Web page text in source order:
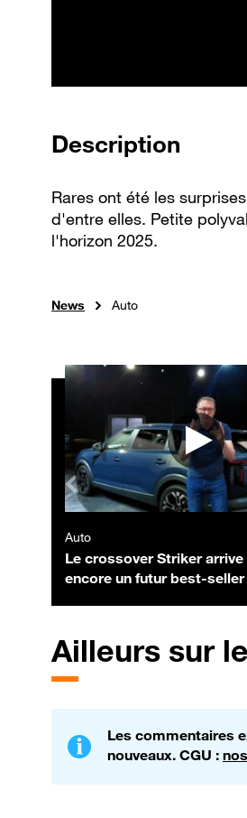
Description
Rares ont été les
d'entre elles. Petite
l'horizon 2025.
News Auto
Autres
Auto
Le crossover Striker arrive
encore un futur best-
Ailleurs sur
Les commentaires
nouveaux. CGU :